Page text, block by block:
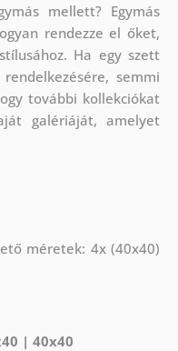
mellett? Egymás
rendezze el őket,
Ha egy szett
semmi
további kollekciókat
galériáját, amelyet
méretek: 4x (40x40)
| 40x40